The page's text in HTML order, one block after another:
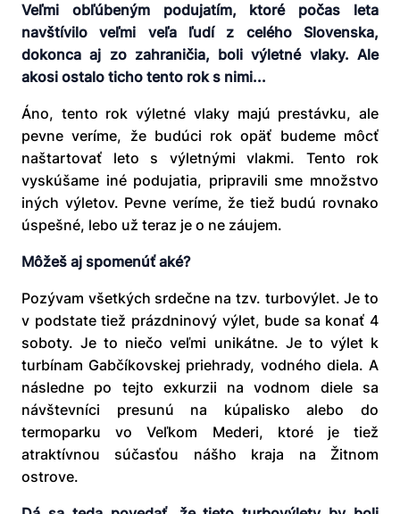
Veľmi obľúbeným podujatím, ktoré počas leta
navštívilo veľmi veľa ľudí z celého Slovenska,
dokonca aj zo zahraničia, boli výletné vlaky. Ale
akosi ostalo ticho tento rok s nimi...
Áno, tento rok výletné vlaky majú prestávku, ale
pevne veríme, že budúci rok opäť budeme môcť
naštartovať leto s výletnými vlakmi. Tento rok
vyskúšame iné podujatia, pripravili sme množstvo
iných výletov. Pevne veríme, že tiež budú rovnako
úspešné, lebo už teraz je o ne záujem.
Môžeš aj spomenúť aké?
Pozývam všetkých srdečne na tzv. turbovýlet. Je to
v podstate tiež prázdninový výlet, bude sa konať 4
soboty. Je to niečo veľmi unikátne. Je to výlet k
turbínam Gabčíkovskej priehrady, vodného diela. A
následne po tejto exkurzii na vodnom diele sa
návštevníci presunú na kúpalisko alebo do
termoparku vo Veľkom Mederi, ktoré je tiež
atraktívnou súčasťou nášho kraja na Žitnom
ostrove.